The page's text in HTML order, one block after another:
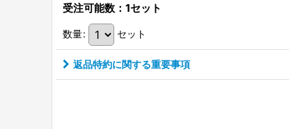
受注可能数：1セット
数量: セット
返品特約に関する重要事項